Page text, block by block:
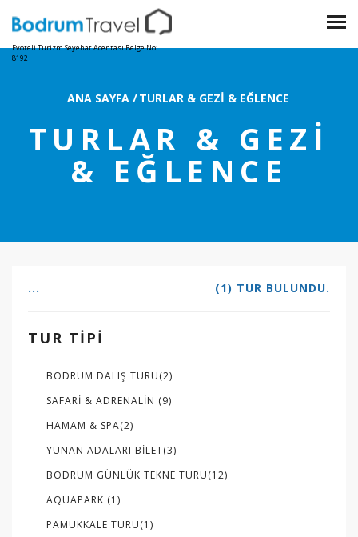
Evoteli Turizm Seyehat Acentası Belge No:
8192
ANA SAYFA /TURLAR & GEZI & EĞLENCE
TURLAR & GEZI
& EĞLENCE
(1) TUR BULUNDU.
...
TUR TIPI
BODRUM DALIŞ TURU(2)
SAFARI & ADRENALIN (9)
HAMAM & SPA(2)
YUNAN ADALARI BILET(3)
BODRUM GÜNLÜK TEKNE TURU(12)
AQUAPARK (1)
PAMUKKALE TURU(1)